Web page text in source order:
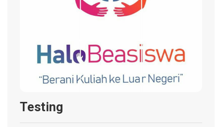
Testing